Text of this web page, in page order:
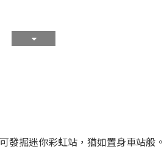
發掘迷你彩虹站，猶如置身車站般。